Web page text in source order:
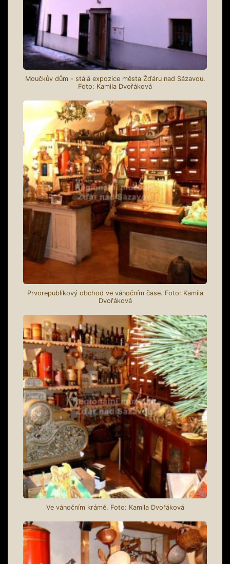
Moučkův dům - stálá expozice města Žďáru nad Sázavou.
Foto: Kamila Dvořáková
Prvorepublikový obchod ve vánočním čase. Foto: Kamila
Dvořáková
Ve vánočním krámě. Foto: Kamila Dvořáková